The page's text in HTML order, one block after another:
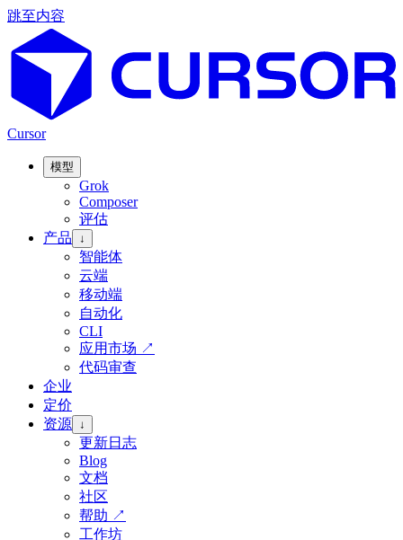
跳至内容
Cursor
模型
Grok
Composer
评估
产品
↓
智能体
云端
移动端
自动化
CLI
应用市场 ↗
代码审查
企业
定价
资源 ↓
更新日志
Blog
文档
社区
帮助 ↗
工作坊